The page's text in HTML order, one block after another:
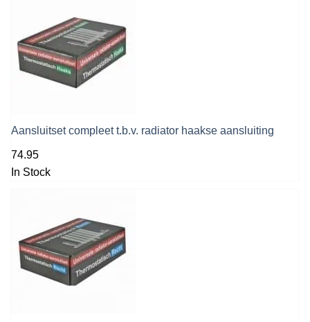
Aansluitset compleet t.b.v. radiator haakse aansluiting
74.95
In Stock